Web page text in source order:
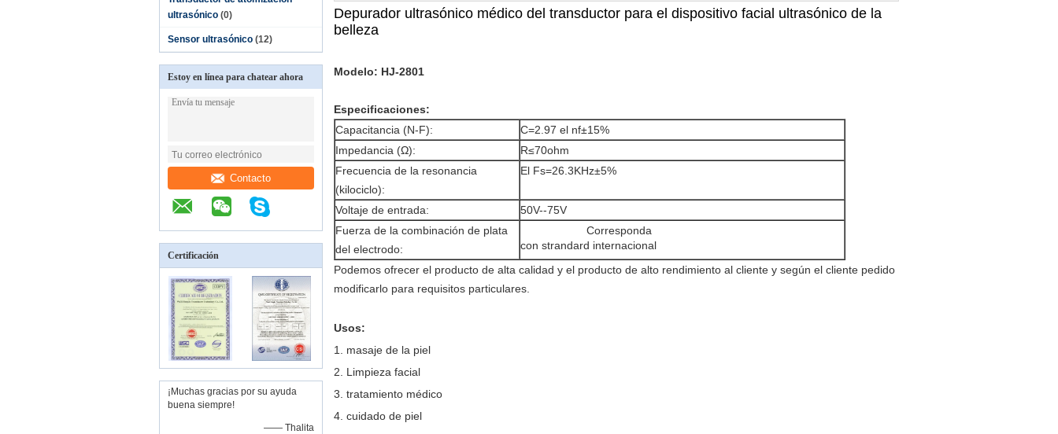
ultrasónico (0)
Sensor ultrasónico (12)
Estoy en línea para chatear ahora
Contacto
Certificación
¡Muchas gracias por su ayuda
buena siempre!
—— Thalita
Depurador ultrasónico médico del transductor para el dispositivo facial ultrasónico de la
belleza
Modelo: HJ-2801
Especificaciones:
Capacitancia (N-F):
C=2.97 el nf±15%
Impedancia (Ω):
R≤70ohm
Frecuencia de la resonancia
(kilociclo):
El Fs=26.3KHz±5%
Voltaje de entrada:
50V--75V
Fuerza de la combinación de plata
del electrodo:
Corresponda
con strandard internacional
Podemos ofrecer el producto de alta calidad y el producto de alto rendimiento al cliente y según el cliente pedido
modificarlo para requisitos particulares.
Usos:
1. masaje de la piel
2. Limpieza facial
3. tratamiento médico
4. cuidado de piel